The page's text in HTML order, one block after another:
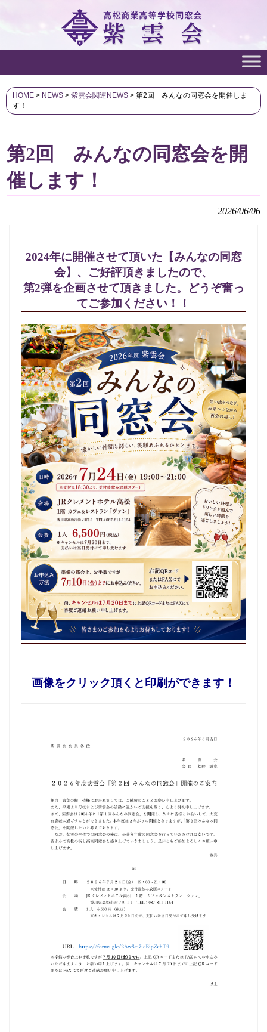
HOME > NEWS > 紫雲会関連NEWS > 第2回 みんなの同窓会を開催しま
す！
第2回 みんなの同窓会を開
催します！
2026/06/06
2024年に開催させて頂いた【みんなの同窓
会】、ご好評頂きましたので、
第2弾を企画させて頂きました。どうぞ奮っ
てご参加ください！！
画像をクリック頂くと印刷ができます！